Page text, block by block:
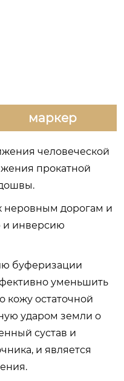
маркер
человеческой
прокатной
неровным дорогам и
и инверсию
буферизации
уменьшить
кожу остаточной
ударом земли о
сустав и
и является